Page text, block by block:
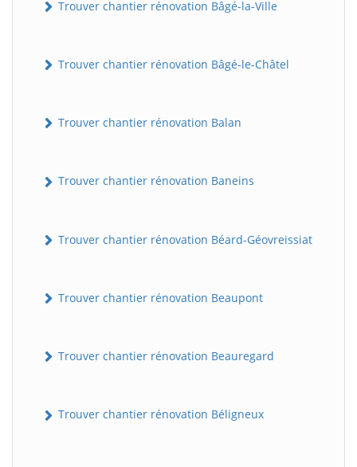
Trouver chantier rénovation Bâgé-la-Ville
Trouver chantier rénovation Bâgé-le-Châtel
Trouver chantier rénovation Balan
Trouver chantier rénovation Baneins
Trouver chantier rénovation Béard-Géovreissiat
Trouver chantier rénovation Beaupont
Trouver chantier rénovation Beauregard
Trouver chantier rénovation Béligneux